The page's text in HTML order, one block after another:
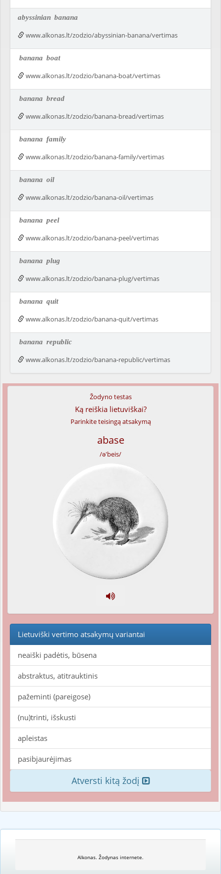
abyssinian banana
www.alkonas.lt/zodzio/abyssinian-banana/vertimas
banana boat
www.alkonas.lt/zodzio/banana-boat/vertimas
banana bread
www.alkonas.lt/zodzio/banana-bread/vertimas
banana family
www.alkonas.lt/zodzio/banana-family/vertimas
banana oil
www.alkonas.lt/zodzio/banana-oil/vertimas
banana peel
www.alkonas.lt/zodzio/banana-peel/vertimas
banana plug
www.alkonas.lt/zodzio/banana-plug/vertimas
banana quit
www.alkonas.lt/zodzio/banana-quit/vertimas
banana republic
www.alkonas.lt/zodzio/banana-republic/vertimas
Žodyno testas
Ką reiškia lietuviškai?
Parinkite teisingą atsakymą
abase
/ə'beis/
Lietuviški vertimo atsakymų variantai
neaiški padėtis, būsena
abstraktus, atitrauktinis
pažeminti (pareigose)
(nu)trinti, išskusti
apleistas
pasibjaurėjimas
Atversti kitą žodį
Alkonas. Žodynas internete.